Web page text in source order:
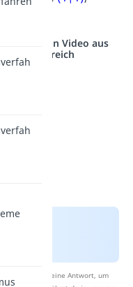
Hier ein Video aus
Bereich
wir deine Antwort, um